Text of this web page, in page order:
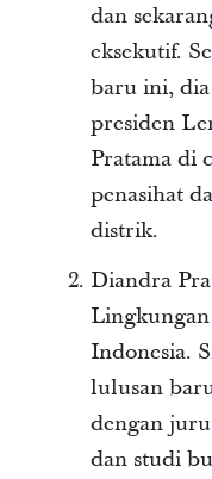
dan
eksekutif.
baru ini, dia
presiden
Pratama di
penasihat
distrik.
Diandra
Lingkungan
Indonesia.
lulusan
dengan
dan studi